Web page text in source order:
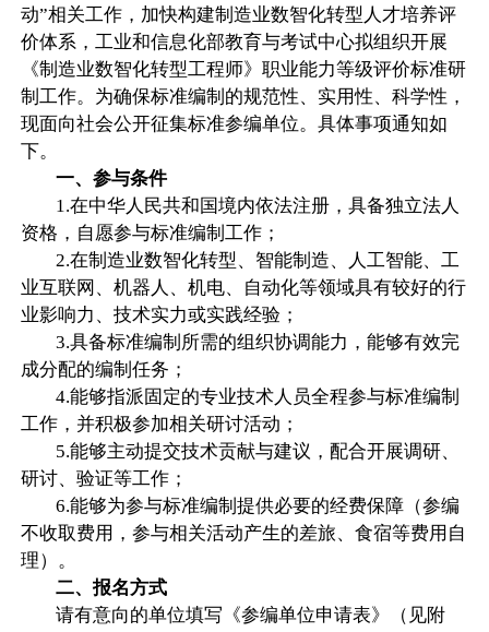
动”相关工作，加快构建制造业数智化转型人才培养评
价体系，工业和信息化部教育与考试中心拟组织开展
《制造业数智化转型工程师》职业能力等级评价标准研
制工作。为确保标准编制的规范性、实用性、科学性，
现面向社会公开征集标准参编单位。具体事项通知如
下。
一、参与条件
1.在中华人民共和国境内依法注册，具备独立法人
资格，自愿参与标准编制工作；
2.在制造业数智化转型、智能制造、人工智能、工
业互联网、机器人、机电、自动化等领域具有较好的行
业影响力、技术实力或实践经验；
3.具备标准编制所需的组织协调能力，能够有效完
成分配的编制任务；
4.能够指派固定的专业技术人员全程参与标准编制
工作，并积极参加相关研讨活动；
5.能够主动提交技术贡献与建议，配合开展调研、
研讨、验证等工作；
6.能够为参与标准编制提供必要的经费保障（参编
不收取费用，参与相关活动产生的差旅、食宿等费用自
理）。
二、报名方式
请有意向的单位填写《参编单位申请表》（见附